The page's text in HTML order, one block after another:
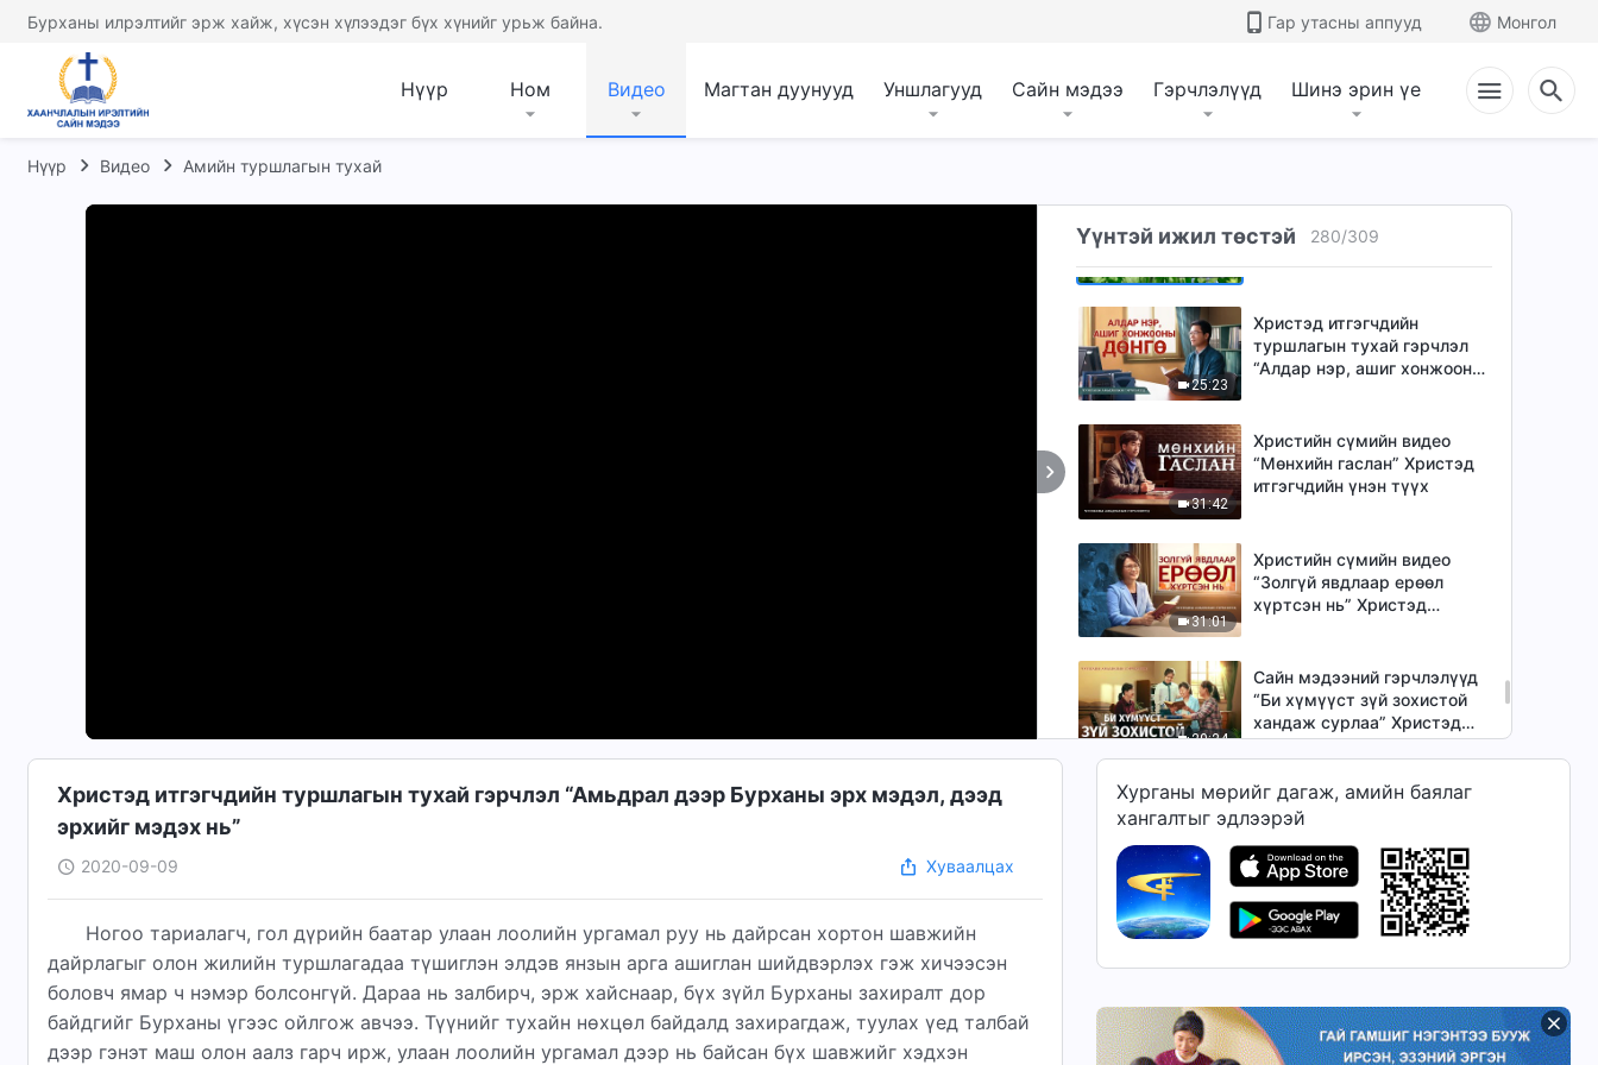
Бурханы илрэлтийг эрж хайж, хүсэн хүлээдэг бүх хүнийг урьж байна. Гар утасны аппууд Монгол
Нүүр Ном Видео Магтан дуунууд Уншлагууд Сайн мэдээ Гэрчлэлүүд Шинэ эрин үе
Нүүр Видео Амийн туршлагын тухай
Үүнтэй ижил төстэй 280/309
“‘Сүнслэг эцгийн’ минь үнэн
төрх” (Mонгол хэлээр)
Христэд итгэгчдийн
туршлагын тухай гэрчлэл
24:02
Христэд итгэгчдийн
туршлагын тухай гэрчлэл
“Амьдрал дээр Бурханы эрх
мэдэл, дээд эрхийг мэдэх
25:23
Христэд итгэгчдийн
туршлагын тухай гэрчлэл
“Алдар нэр, ашиг хонжооны
31:42
Христийн сүмийн видео
“Мөнхийн гаслан” Христэд
итгэгчдийн үнэн түүх
31:01
Христийн сүмийн видео
“Золгүй явдлаар ерөөл
хүртсэн нь” Христэд
20:24
Сайн мэдээний гэрчлэлүүд
“Би хүмүүст зүй зохистой
хандаж сурлаа” Христэд
итгэгчдийн үнэн түүх
26:35
Сайн мэдээний гэрчлэлүүд
“Үнэнч хүн байх тэмцэл”
Христэд итгэгчдийн үнэн
түүх
Сайн мэдээний гэрчлэлүүд
“Миний туулсан шалгалт”
Сайн мэдээний гэрчлэлүүд
“Бурханы өмнө амьдрах нь”
Христэд итгэгчдийн туршлагын тухай гэрчлэл “Амьдрал дээр Бурханы эрх мэдэл, дээд
эрхийг мэдэх нь”
2020-09-09 Хуваалцах
Ногоо тариалагч, гол дүрийн баатар улаан лоолийн ургамал руу нь дайрсан хортон шавжийн
дайрлагыг олон жилийн туршлагадаа түшиглэн элдэв янзын арга ашиглан шийдвэрлэх гэж хичээсэн
боловч ямар ч нэмэр болсонгүй. Дараа нь залбирч, эрж хайснаар, бүх зүйл Бурханы захиралт дор
байдгийг Бурханы үгээс ойлгож авчээ. Түүнийг тухайн нөхцөл байдалд захирагдаж, туулах үед талбай
дээр гэнэт маш олон аалз гарч ирж, улаан лоолийн ургамал дээр нь байсан бүх шавжийг хэдхэн
Хурганы мөрийг дагаж, амийн баялаг
хангалтыг эдлээрэй